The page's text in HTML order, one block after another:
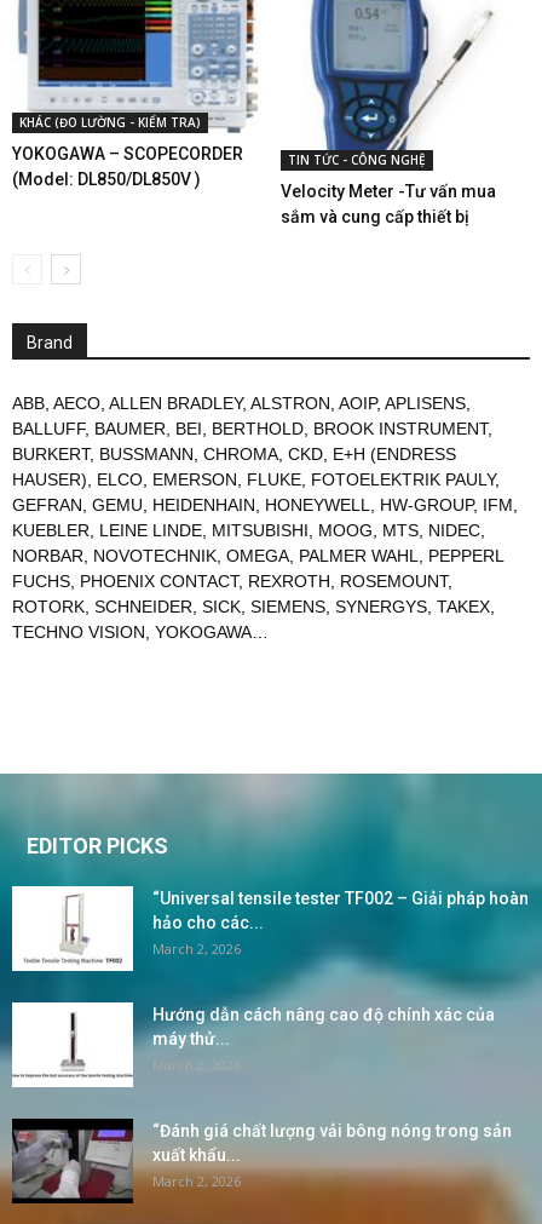
KHÁC (ĐO LƯỜNG - KIỂM TRA)
YOKOGAWA – SCOPECORDER
(Model: DL850/DL850V )
TIN TỨC - CÔNG NGHỆ
Velocity Meter -Tư vấn mua
sắm và cung cấp thiết bị
Brand
ABB AECO ALLEN BRADLEY, ALSTRON AOIP, APLISENS
BALLUFF, BAUMER BEI BERTHOLD BROOK INSTRUMENT,
BURKERT, BUSSMANN CHROMA CKD E+H (ENDRESS
HAUSER)
ELCO EMERSON FLUKE FOTOELEKTRIK PAULY,
GEFRAN GEMU HEIDENHAIN HONEYWELL HW-GROUP, IFM
KUEBLER
LEINE LINDE MITSUBISHI MOOG MTS NIDEC
NORBAR
NOVOTECHNIK OMEGA PALMER WAHL
PEPPERL
FUCHS PHOENIX CONTACT, REXROTH ROSEMOUNT,
ROTORK SCHNEIDER SICK SIEMENS SYNERGYS TAKEX
TECHNO VISION YOKOGAWA
EDITOR PICKS
“Universal tensile tester TF002 – Giải pháp hoàn
hảo cho các...
March 2, 2026
Hướng dẫn cách nâng cao độ chính xác của
máy thử...
March 2, 2026
“Đánh giá chất lượng vải bông nóng trong sản
xuất khẩu...
March 2, 2026